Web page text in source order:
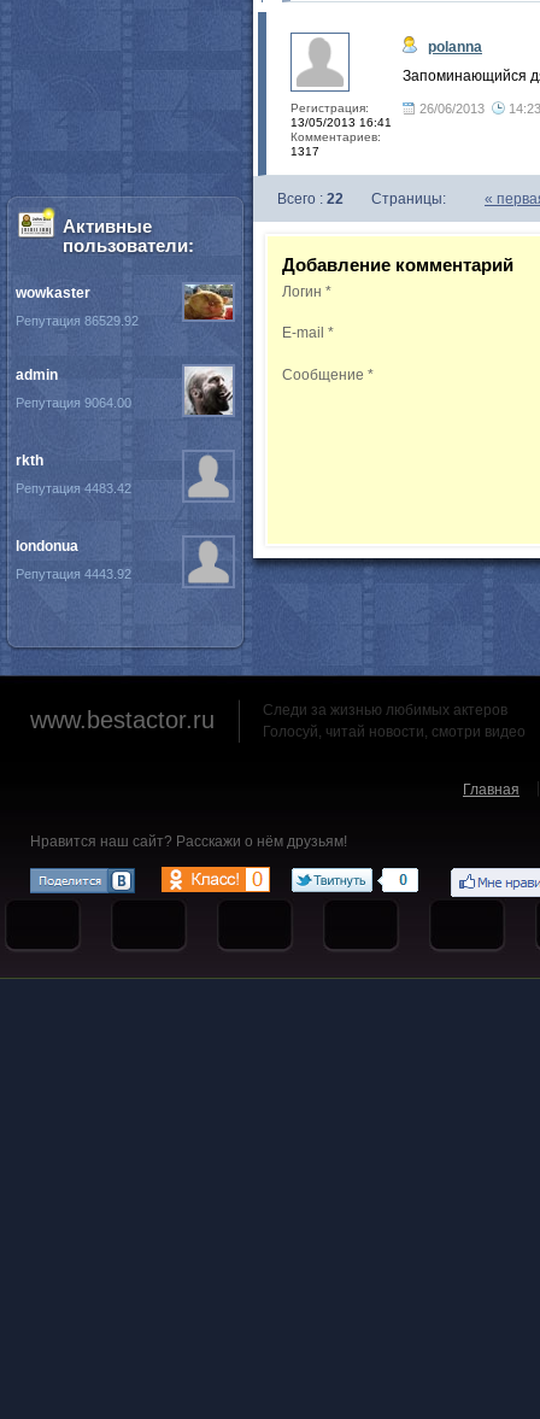
Регистрация:
13/05/2013 16:41
Комментариев:
1317
polanna
Запоминающийся
26/06/2013 14:23
Всего : 22 Страницы: «
Добавление комментарий
Логин *
E-mail *
Сообщение *
Активные
пользователи:
wowkaster
Репутация 86529.92
admin
Репутация 9064.00
rkth
Репутация 4483.42
londonua
Репутация 4443.92
www.bestactor.ru
Следи за жизнью любимых актеров
Голосуй, читай новости, смотри видео
Главная
Нравится наш сайт? Расскажи о нём друзьям!